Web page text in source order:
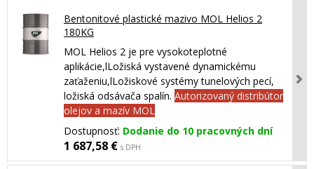
Bentonitové plastické mazivo MOL Helios 2
180KG
MOL Helios 2 je pre vysokoteplotné
aplikácie,lLožiská vystavené dynamickému
zaťaženiu,lLožiskové systémy tunelových pecí,
ložiská odsávača spalín. Autorizovaný distribútor
olejov a mazív MOL
Dostupnosť: Dodanie do 10 pracovných dní
1 687,58 € s DPH